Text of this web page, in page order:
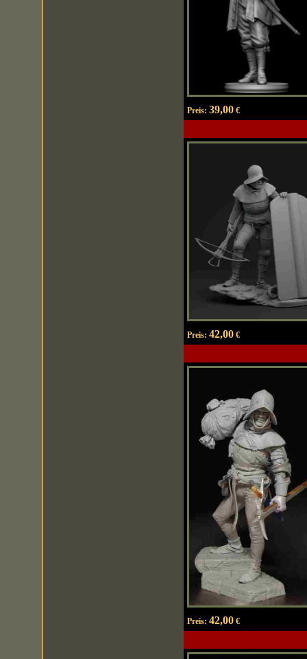
Preis: 39,00€
Preis: 42,00€
Preis: 42,00€